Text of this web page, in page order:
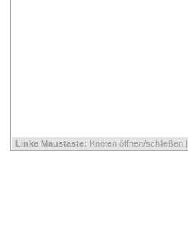
Linke Maustaste: Knoten öffnen/schließen |